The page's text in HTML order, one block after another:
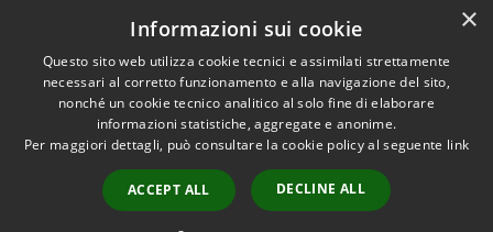
Dichiarazione di accessibilità
Accessibilità
Copyright © 2026 • Comune di
Belvedere di Spinello •
Powered byMunicipium
Accesso redazione
×
Informazioni sui cookie
Questo sito web utilizza cookie tecnici e assimilati strettamente
necessari al corretto funzionamento e alla navigazione del sito,
nonché un cookie tecnico analitico al solo fine di elaborare
informazioni statistiche, aggregate e anonime.
Per maggiori dettagli, può consultare la cookie policy al seguente link
ACCEPT ALL DECLINE ALL